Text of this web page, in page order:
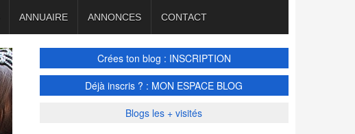
ANNUAIRE ANNONCES CONTACT
Crées ton blog : INSCRIPTION
Déjà inscris ? : MON ESPACE BLOG
Blogs les + visités